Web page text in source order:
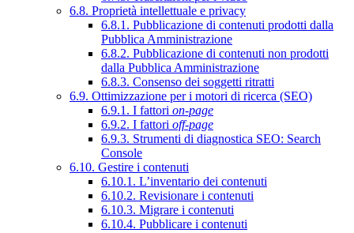
6.8. Proprietà intellettuale e privacy
6.8.1. Pubblicazione di contenuti prodotti dalla
Pubblica Amministrazione
6.8.2. Pubblicazione di contenuti non prodotti
dalla Pubblica Amministrazione
6.8.3. Consenso dei soggetti ritratti
6.9. Ottimizzazione per i motori di ricerca (SEO)
6.9.1. I fattori on-page
6.9.2. I fattori off-page
6.9.3. Strumenti di diagnostica SEO: Search
Console
6.10. Gestire i contenuti
6.10.1. L’inventario dei contenuti
6.10.2. Revisionare i contenuti
6.10.3. Migrare i contenuti
6.10.4. Pubblicare i contenuti